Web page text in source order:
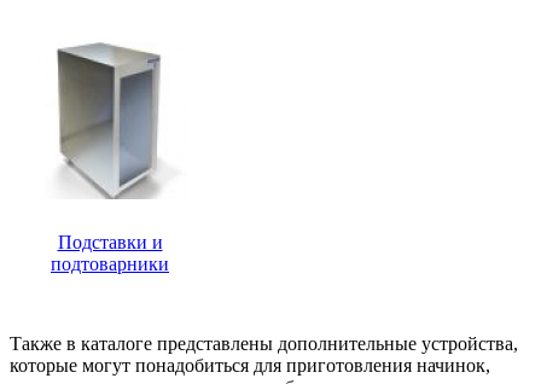
Подставки и
подтоварники
Также в каталоге представлены дополнительные устройства,
которые могут понадобиться для приготовления начинок,